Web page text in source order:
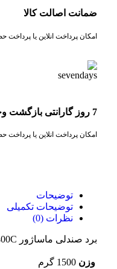
ضمانت اصالت کالا
امکان پرداخت انلاین یا
7 روز گارانتی بازگشت وجه
امکان پرداخت انلاین یا
توضیحات
توضیحات تکمیلی
نظرات (0)
برد صندلی ماساژور KP30002-400C
وزن 1500 گرم